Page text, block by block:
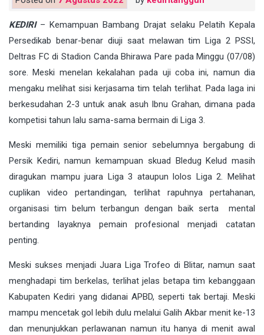
KEDIRI– Kemampuan Bambang Drajat selaku Pelatih Kepala
Persedikab benar-benar diuji saat melawan tim Liga 2 PSSI,
Deltras FC di Stadion Canda Bhirawa Pare pada Minggu (07/08)
sore. Meski menelan kekalahan pada uji coba ini, namun dia
mengaku melihat sisi kerjasama tim telah terlihat. Pada laga ini
berkesudahan 2-3 untuk anak asuh Ibnu Grahan, dimana pada
kompetisi tahun lalu sama-sama bermain di Liga 3.
Meski memiliki tiga pemain senior sebelumnya bergabung di
Persik Kediri, namun kemampuan skuad Bledug Kelud masih
diragukan mampu juara Liga 3 ataupun lolos Liga 2. Melihat
cuplikan video pertandingan, terlihat rapuhnya pertahanan,
organisasi tim belum terbangun dengan baik serta mental
bertanding layaknya pemain profesional menjadi catatan
penting.
Meski sukses menjadi Juara Liga Trofeo di Blitar, namun saat
menghadapi tim berkelas, terlihat jelas betapa tim kebanggaan
Kabupaten Kediri yang didanai APBD, seperti tak bertaji. Meski
mampu mencetak gol lebih dulu melalui Galih Akbar menit ke-13
dan menunjukkan perlawanan namun itu hanya di menit awal